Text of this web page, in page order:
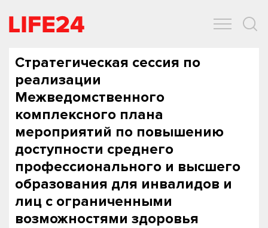
Стратегическая сессия по
реализации
Межведомственного
комплексного плана
мероприятий по повышению
доступности среднего
профессионального и высшего
образования для инвалидов и
лиц с ограниченными
возможностями здоровья